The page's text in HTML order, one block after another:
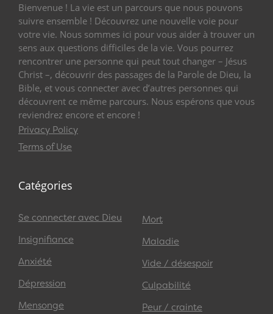
Bienvenue ! La vie est un parcours que nous pouvons
suivre ensemble ! Découvrez une nouvelle voie pour
votre vie. Nous sommes ici pour vous aider à trouver un
sens aux questions difficiles de la vie. Vous pourrez
rencontrer une personne qui peut tout changer – Jésus
Christ –, découvrir des passages de la Parole de Dieu, la
Bible, et vous connecter avec d’autres personnes qui
découvrent ce même parcours. Nous espérons que vous
reviendrez encore et encore !
Privacy Policy
Terms of Use
Catégories
Se connecter avec Dieu
Insignifiance
Anxiété
Dépression
Mensonge
Mort
Maladie
Vide / désespoir
Culpabilité
Peur / crainte